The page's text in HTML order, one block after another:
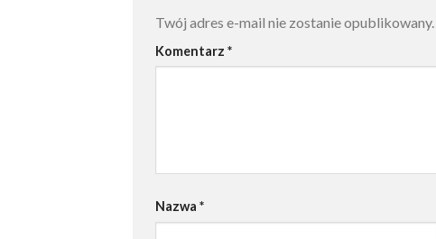
Twój adres e-mail nie zostanie opublikowany.
Komentarz *
Nazwa *